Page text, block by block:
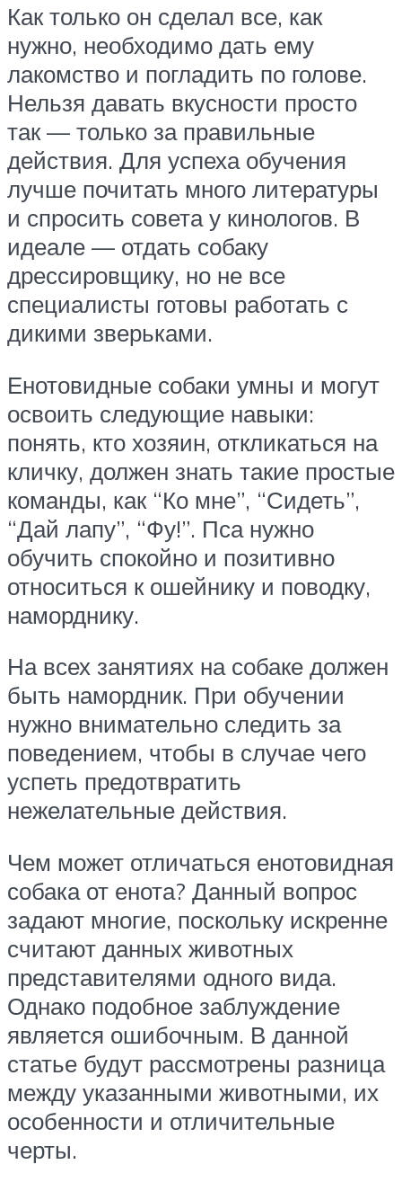
Как только он сделал все, как
нужно, необходимо дать ему
лакомство и погладить по голове.
Нельзя давать вкусности просто
так — только за правильные
действия. Для успеха обучения
лучше почитать много литературы
и спросить совета у кинологов. В
идеале — отдать собаку
дрессировщику, но не все
специалисты готовы работать с
дикими зверьками.
Енотовидные собаки умны и могут
освоить следующие навыки:
понять, кто хозяин, откликаться на
кличку, должен знать такие простые
команды, как “Ко мне”, “Сидеть”,
“Дай лапу”, “Фу!”. Пса нужно
обучить спокойно и позитивно
относиться к ошейнику и поводку,
наморднику.
На всех занятиях на собаке должен
быть намордник. При обучении
нужно внимательно следить за
поведением, чтобы в случае чего
успеть предотвратить
нежелательные действия.
Чем может отличаться енотовидная
собака от енота? Данный вопрос
задают многие, поскольку искренне
считают данных животных
представителями одного вида.
Однако подобное заблуждение
является ошибочным. В данной
статье будут рассмотрены разница
между указанными животными, их
особенности и отличительные
черты.